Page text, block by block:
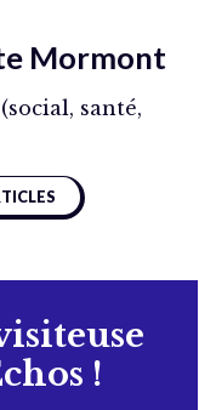
Mormont
santé,
!